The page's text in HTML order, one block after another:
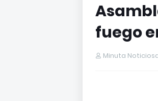
fuego
Minuta